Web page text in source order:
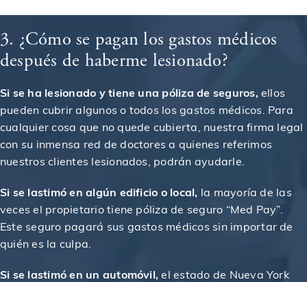
3. ¿Cómo se pagan los gastos médicos
después de haberme lesionado?
Si se ha lesionado y tiene una póliza de seguros,ellos
pueden cubrir algunos o todos los gastos médicos. Para
cualquier cosa que no quede cubierta, nuestra firma legal
con su inmensa red de doctores a quienes referimos
nuestros clientes lesionados, podrán ayudarle.
Si se lastimó en algún edificio o local, la mayoría de las
veces el propietario tiene póliza de seguro “Med Pay”.
Este seguro pagará sus gastos médicos sin importar de
quién es la culpa.
Si se lastimó en un automóvil,el estado de Nueva York